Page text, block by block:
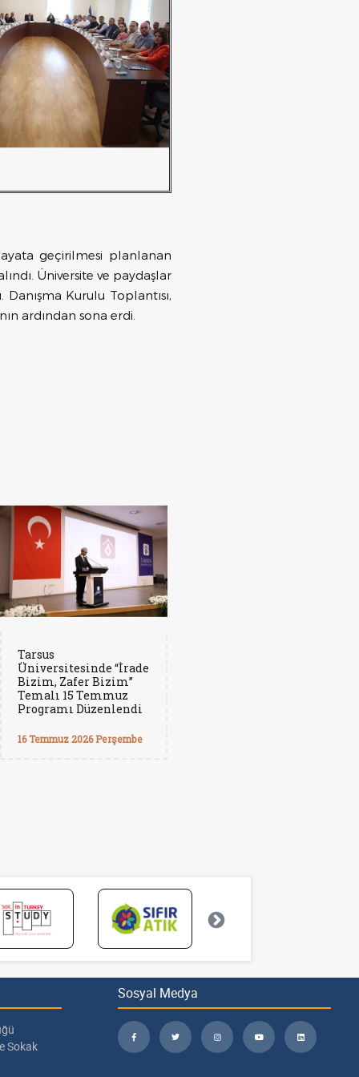
geçirilmesi planlanan
Üniversite ve paydaşlar
Kurulu Toplantısı,
ardından sona erdi.
Tarsus
Üniversitesinde “İrade
Bizim, Zafer Bizim”
Temalı 15 Temmuz
Programı Düzenlendi
16 Temmuz 2026 Perşembe
Sokak
Sosyal Medya